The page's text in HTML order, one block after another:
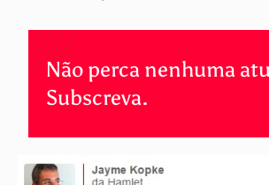
Não perca nenhuma
Subscreva.